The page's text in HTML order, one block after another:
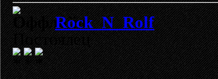
Rock_N_Rolf
Постоялец